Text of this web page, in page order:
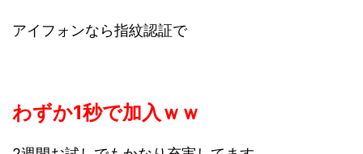
アイフォンなら指紋認証で
わずか1秒で加入ｗｗ